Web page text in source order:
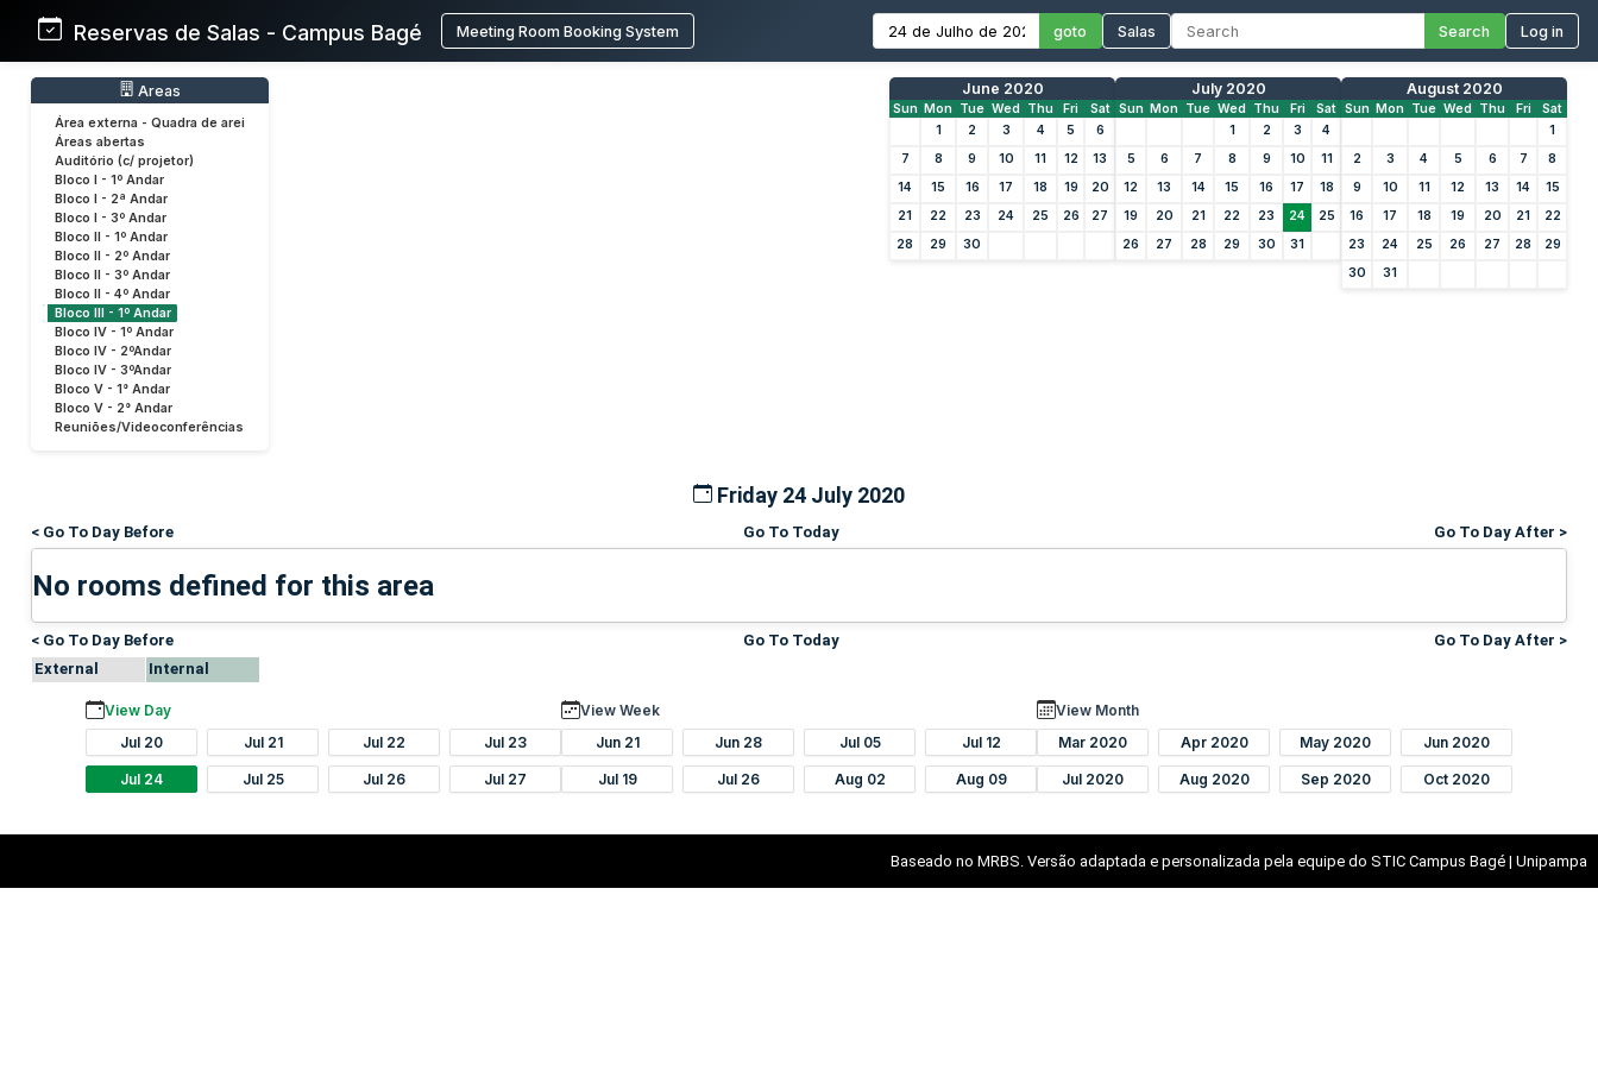
Reservas de Salas - Campus Bagé Meeting Room Booking System goto Salas Search Log in
Areas
Área externa - Quadra de arei
Áreas abertas
Auditório (c/ projetor)
Bloco I - 1º Andar
Bloco I - 2ª Andar
Bloco I - 3º Andar
Bloco II - 1º Andar
Bloco II - 2º Andar
Bloco II - 3º Andar
Bloco II - 4º Andar
Bloco III - 1º Andar
Bloco IV - 1º Andar
Bloco IV - 2ºAndar
Bloco IV - 3ºAndar
Bloco V - 1° Andar
Bloco V - 2° Andar
Reuniões/Videoconferências
June 2020
Sun Mon Tue Wed Thu Fri
Sat
1
2 3 4 5
6
7
8 9 10 11 12
13
14
15 16 17 18 19
20
21
22 23 24 25 26
27
28
29 30
July 2020
Sun Mon Tue Wed Thu Fri
Sat
1
2 3
4
5
6 7 8 9 10
11
12
13 14 15 16 17
18
19
20 21 22 23 24
25
26
27 28 29 30 31
August 2020
Sun Mon Tue Wed Thu Fri
Sat
1
2
3 4 5 6 7
8
9
10 11 12 13 14
15
16
17 18 19 20 21
22
23
24 25 26 27 28
29
30
31
Friday 24 July 2020
< Go To Day Before Go To Today Go To Day After >
No rooms defined for this area
< Go To Day Before Go To Today
Go To Day After >
External
Internal
View Day
Jul 20
Jul 21 Jul 22 Jul 23
Jul 24 Jul 25 Jul 26 Jul 27
View Week
Jun 21
Jun 28 Jul 05 Jul 12
Jul 19 Jul 26 Aug 02 Aug 09
View Month
Mar 2020
Apr 2020 May 2020 Jun 2020
Jul 2020 Aug 2020 Sep 2020 Oct 2020
Baseado no MRBS. Versão adaptada e personalizada pela equipe do STIC Campus Bagé | Unipampa